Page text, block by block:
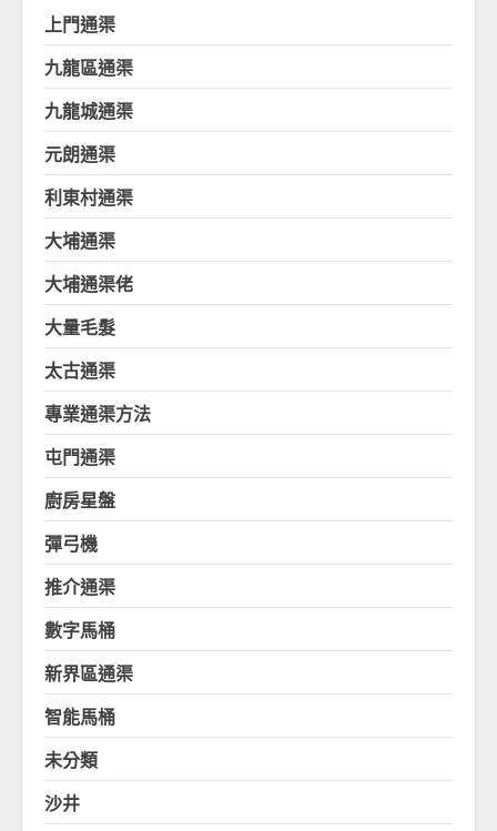
上門通渠
九龍區通渠
九龍城通渠
元朗通渠
利東村通渠
大埔通渠
大埔通渠佬
大量毛髮
太古通渠
專業通渠方法
屯門通渠
廚房星盤
彈弓機
推介通渠
數字馬桶
新界區通渠
智能馬桶
未分類
沙井